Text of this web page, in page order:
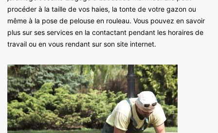
procéder à la taille de vos haies, la tonte de votre gazon ou
même à la pose de pelouse en rouleau. Vous pouvez en savoir
plus sur ses services en la contactant pendant les horaires de
travail ou en vous rendant sur son site internet.